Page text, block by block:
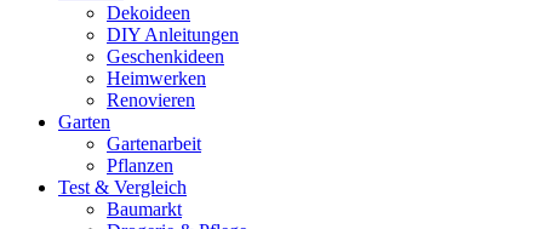
Dekoideen
DIY Anleitungen
Geschenkideen
Heimwerken
Renovieren
Garten
Gartenarbeit
Pflanzen
Test & Vergleich
Baumarkt